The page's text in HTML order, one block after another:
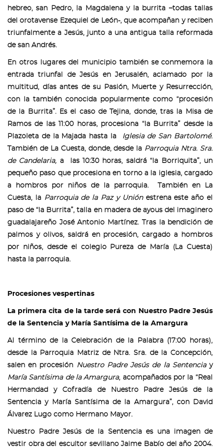
hebreo, san Pedro, la Magdalena y la burrita –todas tallas
del orotavense Ezequiel de León-, que acompañan y reciben
triunfalmente a Jesús, junto a una antigua talla reformada
de san Andrés.
En otros lugares del municipio también se conmemora la
entrada triunfal de Jesús en Jerusalén, aclamado por la
multitud, días antes de su Pasión, Muerte y Resurrección,
con la también conocida popularmente como “procesión
de la Burrita”. Es el caso de Tejina, donde, tras la Misa de
Ramos de las 11:00 horas, procesiona “la Burrita” desde la
Plazoleta de la Majada hasta la
Iglesia de San Bartolomé.
También de La Cuesta, donde, desde la Parroquia Ntra. Sra.
de Candelaria, a
las 10:30 horas, saldrá “la Borriquita”, un
pequeño paso que procesiona en torno a la iglesia, cargado
a hombros por niños de la parroquia. También en La
Cuesta, la Parroquia de la Paz y Uniónestrena este año el
paso de “la Burrita”, talla en madera de ayous del imaginero
guadalajareño José Antonio Martínez. Tras la bendición de
palmos y olivos, saldrá en procesión, cargado a hombros
por niños, desde el colegio Pureza de María (La Cuesta)
hasta la parroquia.
Procesiones vespertinas
La primera cita de la tarde será con Nuestro Padre Jesús
de la Sentencia y María Santísima de la Amargura
Al término de la Celebración de la Palabra (17:00 horas),
desde la Parroquia Matriz de Ntra. Sra. de la Concepción,
salen en procesión Nuestro Padre Jesús de la Sentenciay
María Santísima de la Amargura, acompañados por la “Real
Hermandad y Cofradía de Nuestro Padre Jesús de la
Sentencia y María Santísima de la Amargura”, con David
Álvarez Lugo como Hermano Mayor.
Nuestro Padre Jesús de la Sentencia es una imagen de
vestir obra del escultor sevillano Jaime Babío del año 2004.